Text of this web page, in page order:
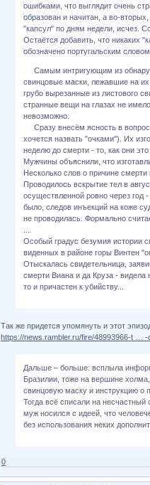
ошибками, что выглядит очень
образован и начитан, а во-
"капсул" по дням недели, исчез.
Остаётся добавить, что никаких
обозначено португальским
Самым интригующим из
свинцовые маски, лежавшие на
грубо вырезанные из листового
странные вещи на глазах не
невозможно.
Сразу внесём ясность в вопрос
хочется назвать "очками"). Их
неделю до смерти - то, как они
Мужчины объяснили, что
Несколько слов о причине
Проводилось вскрытие тел в
осуществленной ровно через год
было, следов инъекций на коже
не проводилась. Формально
...
Особый градус безумия истории
виденных в районе горы Винтен
Отыскалась свидетельница,
смерти Виана и да Круза - видела
то и причастен к убийству...
Так же придется упомянуть и этот
https://news.rambler.ru/fire/48993966-t … -
Дальше – больше: всплыла
Бразилии, тоже на вершине
свинцовую маску и инструкцию о
Тогда всё списали на
муж носился с идеей, что
без использования неких
0